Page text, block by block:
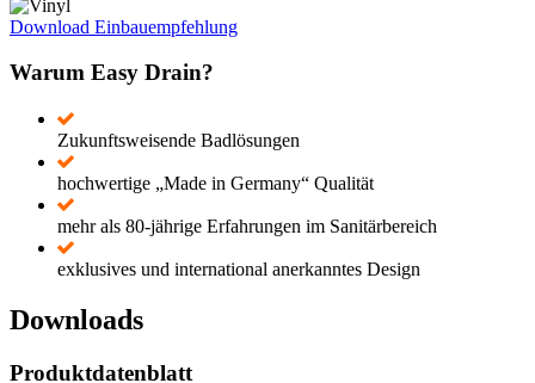
Download Einbauempfehlung
Warum Easy Drain?
Zukunftsweisende Badlösungen
hochwertige „Made in Germany“ Qualität
mehr als 80-jährige Erfahrungen im Sanitärbereich
exklusives und international anerkanntes Design
Downloads
Produktdatenblatt